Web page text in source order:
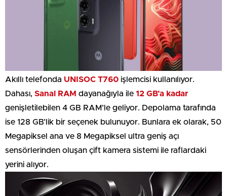
Akıllı telefonda UNISOC T760 işlemcisi kullanılıyor.
Dahası, Sanal RAM dayanağıyla ile 12 GB’a kadar
genişletilebilen 4 GB RAM’le geliyor. Depolama tarafında
ise 128 GB’lik bir seçenek bulunuyor. Bunlara ek olarak, 50
Megapiksel ana ve 8 Megapiksel ultra geniş açı
sensörlerinden oluşan çift kamera sistemi ile raflardaki
yerini alıyor.